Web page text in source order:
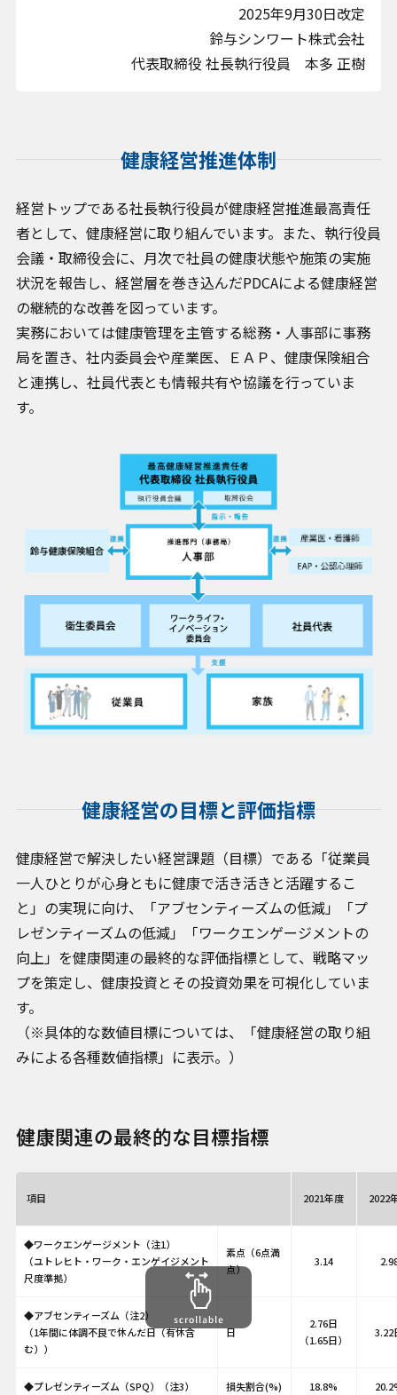
2025年9月30日改定
鈴与シンワート株式会社
代表取締役 社長執行役員 本多 正樹
健康経営推進体制
経営トップである社長執行役員が健康経営推進最高責任
者として、健康経営に取り組んでいます。また、執行役員
会議・取締役会に、月次で社員の健康状態や施策の実施
状況を報告し、経営層を巻き込んだPDCAによる健康経営
の継続的な改善を図っています。
実務においては健康管理を主管する総務・人事部に事務
局を置き、社内委員会や産業医、ＥＡＰ、健康保険組合
と連携し、社員代表とも情報共有や協議を行っていま
す。
健康経営の目標と評価指標
健康経営で解決したい経営課題（目標）である「従業員
一人ひとりが心身ともに健康で活き活きと活躍するこ
と」の実現に向け、「アブセンティーズムの低減」「プ
レゼンティーズムの低減」「ワークエンゲージメントの
向上」を健康関連の最終的な評価指標として、戦略マッ
プを策定し、健康投資とその投資効果を可視化していま
す。
（※具体的な数値目標については、「健康経営の取り組
みによる各種数値指標」に表示。）
健康関連の最終的な目標指標
項目 2021年度 2022
◆ワークエンゲージメント（注1）
（ユトレヒト・ワーク・エンゲイジメント
尺度準拠）
素点（6点満
点）
3.14
◆アブセンティーズム（注2）
（1年間に体調不良で休んだ日（有休含
む））
日
2.76日
（1.65日）
3.22
◆プレゼンティーズム（SPQ）（注3） 損失割合(%) 18.8%